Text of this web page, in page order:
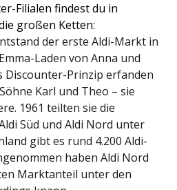
Filialen findest du in
großen Ketten:
der erste Aldi-Markt in
Laden von Anna und
Discounter-Prinzip erfanden
Karl und Theo – sie
1961 teilten sie die
Süd und Aldi Nord unter
gibt es rund 4.200 Aldi-
haben Aldi Nord
Marktanteil unter den